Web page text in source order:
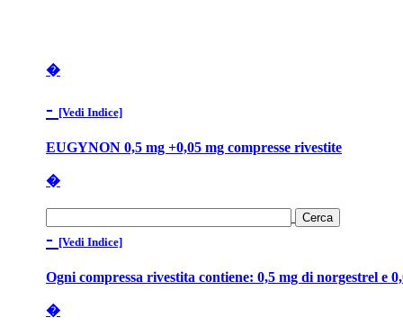
�
- [Vedi Indice]
EUGYNON 0,5 mg +0,05 mg compresse rivestite
�
- [Vedi Indice]
Ogni compressa rivestita contiene: 0,5 mg di norgestrel e
�